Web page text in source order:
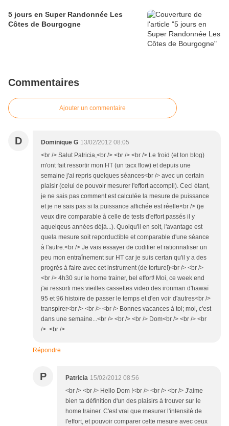
5 jours en Super Randonnée Les
Côtes de Bourgogne
Commentaires
Ajouter un commentaire
D Dominique G 13/02/2012 08:05
<br /> Salut Patricia,<br /> <br /> <br /> Le froid (et ton blog)
m'ont fait ressortir mon HT (un tacx flow) et depuis une
semaine j'ai repris quelques séances<br /> avec un certain
plaisir (celui de pouvoir mesurer l'effort accompli). Ceci étant,
je ne sais pas comment est calculée la mesure de puissance
et je ne sais pas si la puissance affichée est réelle<br /> (je
veux dire comparable à celle de tests d'effort passés il y
aquelqeus années déjà...). Quoiqu'il en soit, l'avantage est
quela mesure soit reporductible et comparable d'une séance
à l'autre.<br /> Je vais essayer de codifier et rationnaliser un
peu mon entraînement sur HT car je suis certan qu'il y a des
progrès à faire avec cet instrument (de torture!)<br /> <br />
<br /> 4h30 sur le home trainer, bel effort! Moi, ce week end
j'ai ressorti mes vieilles cassettes video des ironman d'hawaï
95 et 96 histoire de passer le temps et d'en voir d'autres<br />
transpirer<br /> <br /> <br /> Bonnes vacances à toi; moi, c'est
dans une semaine...<br /> <br /> <br /> Dom<br /> <br /> <br
/> <br />
Répondre
P Patricia 15/02/2012 08:56
<br /> <br /> Hello Dom !<br /> <br /> <br /> J'aime
bien ta définition d'un des plaisirs à trouver sur le
home trainer. C'est vrai que mesurer l'intensité de
l'effort, et pouvoir comparer cette mesure avec ceux